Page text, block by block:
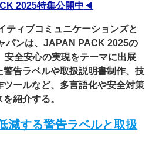
！ ～多様なビジネス・多彩な商材～
刷機・製本機特集
2022 検査・校正特集
を描く
集 印刷機材年鑑
2025特集公開中 ◀
ティブコミュニケーションズと
パンは、JAPAN PACK 2025の
安全安心の実現をテーマに出展
告ラベルや取扱説明書制作、技
ールなど、多言語化や安全対策
紹介する。
減する警告ラベルと取扱